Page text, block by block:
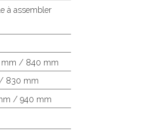
à assembler
/ 840 mm
830 mm
/ 940 mm